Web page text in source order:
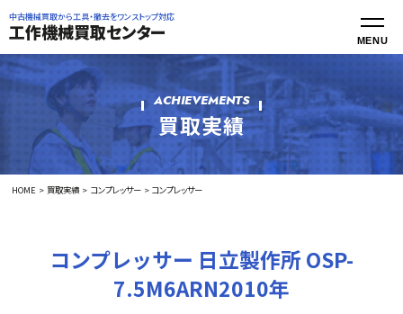
中古機械買取から工具・撤去をワンストップ対応
工作機械買取センター
ACHIEVEMENTS
買取実績
HOME 買取実績 コンプレッサー コンプレッサー
コンプレッサー 日立製作所 OSP-
7.5M6ARN2010年